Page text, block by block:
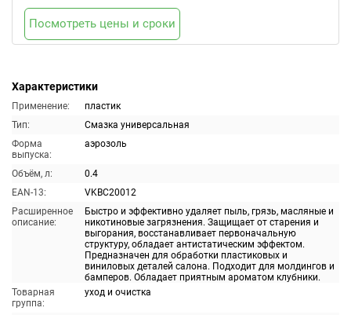
Характеристики
Применение:
пластик
Тип:
Смазка универсальная
Форма
выпуска:
аэрозоль
Объём, л:
0.4
EAN-13:
VKBC20012
Расширенное
описание:
Быстро и эффективно удаляет пыль, грязь, масляные и
никотиновые загрязнения. Защищает от старения и
выгорания, восстанавливает первоначальную
структуру, обладает антистатическим эффектом.
Предназначен для обработки пластиковых и
виниловых деталей салона. Подходит для молдингов и
бамперов. Обладает приятным ароматом клубники.
Товарная
группа:
уход и очистка
Посмотреть цены и сроки